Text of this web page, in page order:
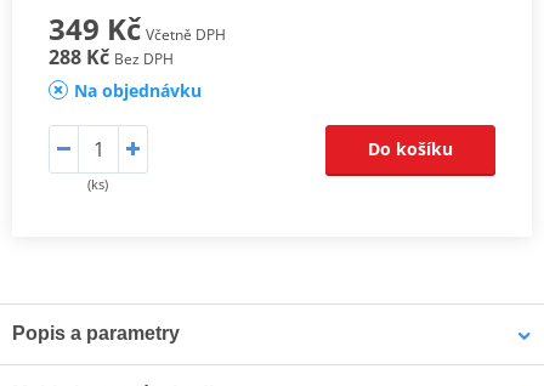
349 Kč Včetně DPH
288 Kč Bez DPH
Na objednávku
(ks)
Do košíku
Popis a parametry